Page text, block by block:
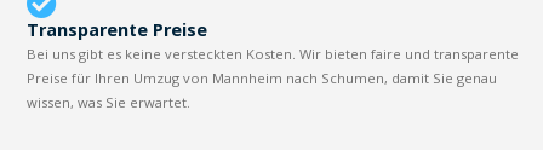
Transparente Preise
Bei uns gibt es keine versteckten Kosten. Wir bieten faire und transparente
Preise für Ihren Umzug von Mannheim nach Schumen, damit Sie genau
wissen, was Sie erwartet.